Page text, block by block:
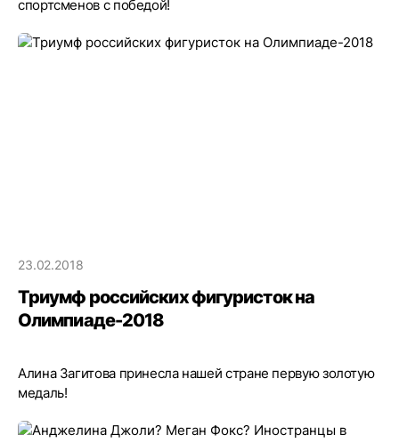
спортсменов с победой!
23.02.2018
Триумф российских фигуристок на
Олимпиаде-2018
Алина Загитова принесла нашей стране первую золотую
медаль!